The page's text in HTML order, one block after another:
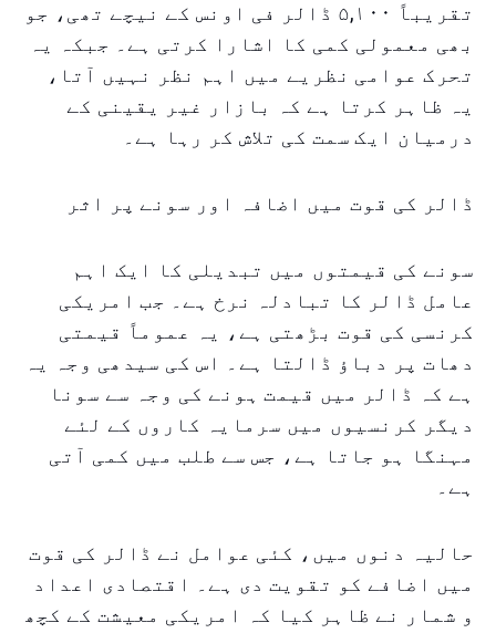
تقریباً ۵,۱۰۰ ڈالر فی اونس کے نیچے تھی، جو
بھی معمولی کمی کا اشارا کرتی ہے۔ جبکہ یہ
تحرک عوامی نظریے میں اہم نظر نہیں آتا،
یہ ظاہر کرتا ہے کہ بازار غیر یقینی کے
درمیان ایک سمت کی تلاش کر رہا ہے۔
ڈالر کی قوت میں اضافہ اور سونے پر اثر
سونے کی قیمتوں میں تبدیلی کا ایک اہم
عامل ڈالر کا تبادلہ نرخ ہے۔ جب امریکی
کرنسی کی قوت بڑھتی ہے، یہ عموماً قیمتی
دھات پر دباؤ ڈالتا ہے۔ اس کی سیدھی وجہ یہ
ہے کہ ڈالر میں قیمت ہونے کی وجہ سے سونا
دیگر کرنسیوں میں سرمایہ کاروں کے لئے
مہنگا ہو جاتا ہے، جس سے طلب میں کمی آتی
ہے۔
حالیہ دنوں میں، کئی عوامل نے ڈالر کی قوت
میں اضافے کو تقویت دی ہے۔ اقتصادی اعداد
و شمار نے ظاہر کیا کہ امریکی معیشت کے کچھ